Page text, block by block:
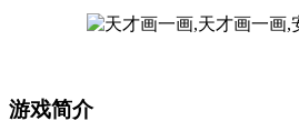
游戏简介